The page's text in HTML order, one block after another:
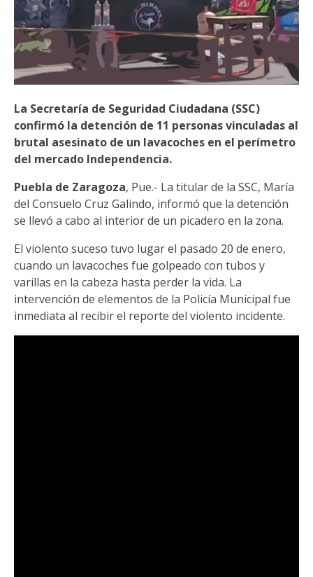
La Secretaría de Seguridad Ciudadana (SSC)
confirmó la detención de 11 personas vinculadas al
brutal asesinato de un lavacoches en el perímetro
del mercado Independencia.
Puebla de Zaragoza, Pue.- La titular de la SSC, María
del Consuelo Cruz Galindo, informó que la detención
se llevó a cabo al interior de un picadero en la zona.
El violento suceso tuvo lugar el pasado 20 de enero,
cuando un lavacoches fue golpeado con tubos y
varillas en la cabeza hasta perder la vida. La
intervención de elementos de la Policía Municipal fue
inmediata al recibir el reporte del violento incidente.